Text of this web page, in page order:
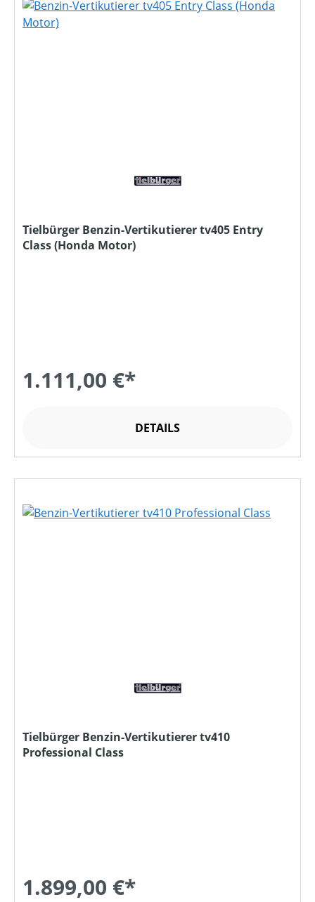
Tielbürger Benzin-Vertikutierer tv405 Entry
Class (Honda Motor)
1.111,00 €*
DETAILS
Tielbürger Benzin-Vertikutierer tv410
Professional Class
1.899,00 €*